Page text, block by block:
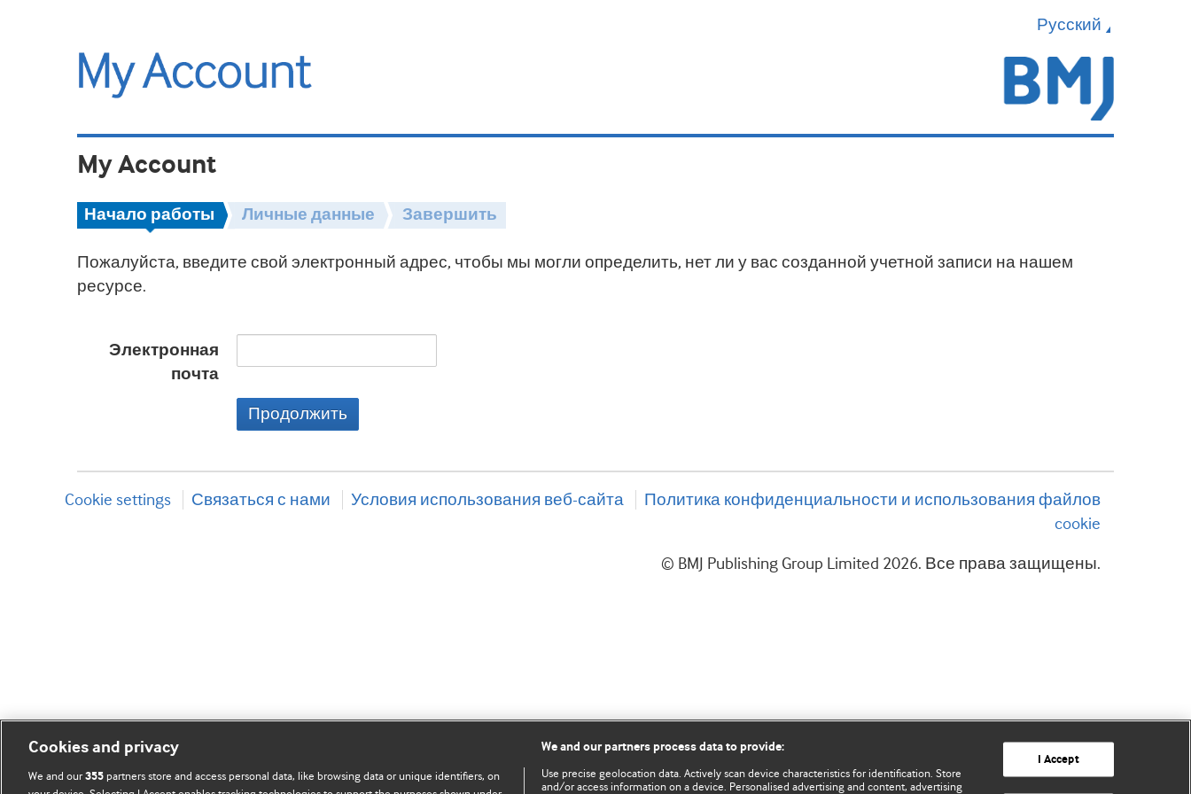
Русский
My Account
Начало работы Личные данные Завершить
Пожалуйста, введите свой электронный адрес, чтобы мы могли определить, нет ли у вас созданной учетной записи на нашем
ресурсе.
Электронная
почта
Продолжить
Cookie settings Связаться с нами Условия использования веб-сайта
Политика конфиденциальности и использования файлов
cookie
© BMJ Publishing Group Limited 2026. Все права защищены.
Cookies and privacy
We and our355 partners store and access personal data, like browsing data or unique identifiers, on
We and our partners process data to provide:
Use precise geolocation data. Actively scan device characteristics for identification. Store
and/or access information on a device. Personalised advertising and content, advertising
I Accept